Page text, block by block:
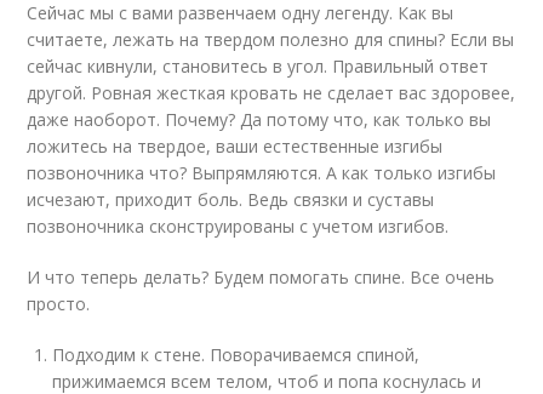
Сейчас мы с вами развенчаем одну легенду. Как вы
считаете, лежать на твердом полезно для спины? Если вы
сейчас кивнули, становитесь в угол. Правильный ответ
другой. Ровная жесткая кровать не сделает вас здоровее,
даже наоборот. Почему? Да потому что, как только вы
ложитесь на твердое, ваши естественные изгибы
позвоночника что? Выпрямляются. А как только изгибы
исчезают, приходит боль. Ведь связки и суставы
позвоночника сконструированы с учетом изгибов.
И что теперь делать? Будем помогать спине. Все очень
просто.
Подходим к стене. Поворачиваемся спиной,
прижимаемся всем телом, чтоб и попа коснулась и